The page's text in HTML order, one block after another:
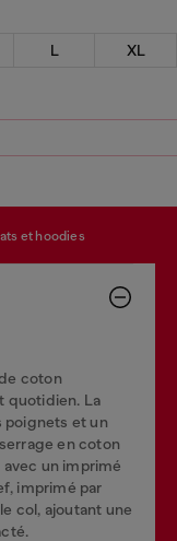
L
XL
et hoodies
coton
quotidien. La
et un
en coton
un imprimé
imprimé par
col, ajoutant une